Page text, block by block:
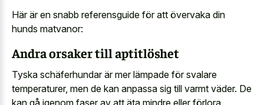
Här är en snabb referensguide för att övervaka din
hunds matvanor:
Andra orsaker till aptitlöshet
Tyska schäferhundar är mer lämpade för svalare
temperaturer, men de kan anpassa sig till varmt väder. De
kan gå igenom faser av att äta mindre eller förlora